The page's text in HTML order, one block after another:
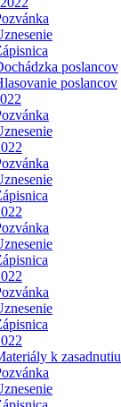
poslancov
poslancov
k zasadnutiu